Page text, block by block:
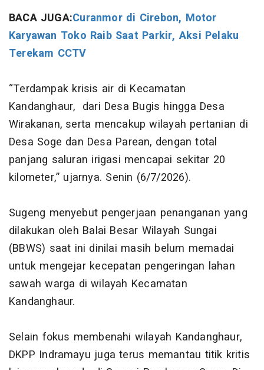
BACA JUGA:Curanmor di Cirebon, Motor
Karyawan Toko Raib Saat Parkir, Aksi Pelaku
Terekam CCTV
“Terdampak krisis air di Kecamatan
Kandanghaur, dari Desa Bugis hingga Desa
Wirakanan, serta mencakup wilayah pertanian di
Desa Soge dan Desa Parean, dengan total
panjang saluran irigasi mencapai sekitar 20
kilometer,” ujarnya. Senin (6/7/2026).
Sugeng menyebut pengerjaan penanganan yang
dilakukan oleh Balai Besar Wilayah Sungai
(BBWS) saat ini dinilai masih belum memadai
untuk mengejar kecepatan pengeringan lahan
sawah warga di wilayah Kecamatan
Kandanghaur.
Selain fokus membenahi wilayah Kandanghaur,
DKPP Indramayu juga terus memantau titik kritis